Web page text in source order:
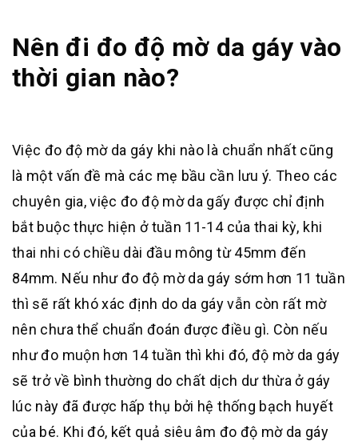
Nên đi đo độ mờ da gáy vào
thời gian nào?
Việc đo độ mờ da gáy khi nào là chuẩn nhất cũng
là một vấn đề mà các mẹ bầu cần lưu ý. Theo các
chuyên gia, việc đo độ mờ da gấy được chỉ định
bắt buộc thực hiện ở tuần 11-14 của thai kỳ, khi
thai nhi có chiều dài đầu mông từ 45mm đến
84mm. Nếu như đo độ mờ da gáy sớm hơn 11 tuần
thì sẽ rất khó xác định do da gáy vẫn còn rất mờ
nên chưa thể chuẩn đoán được điều gì. Còn nếu
như đo muộn hơn 14 tuần thì khi đó, độ mờ da gáy
sẽ trở về bình thường do chất dịch dư thừa ở gáy
lúc này đã được hấp thụ bởi hệ thống bạch huyết
của bé. Khi đó, kết quả siêu âm đo độ mờ da gáy